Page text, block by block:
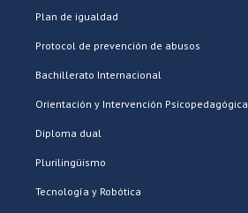
Plan de igualdad
Protocol de prevención de abusos
Bachillerato Internacional
Orientación y Intervención Psicopedagógica
Diploma dual
Plurilingüismo
Tecnología y Robótica